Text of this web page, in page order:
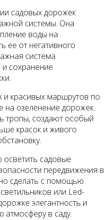
садовых дорожек
системы. Она
воды на
ее от негативного
система
сохранение
и красивых маршрутов по
на озеленение дорожек.
тропы, создают особый
красок и живого
садовые
передвижения в
сделать с помощью
или Led-
элегантность и
атмосферу в саду.